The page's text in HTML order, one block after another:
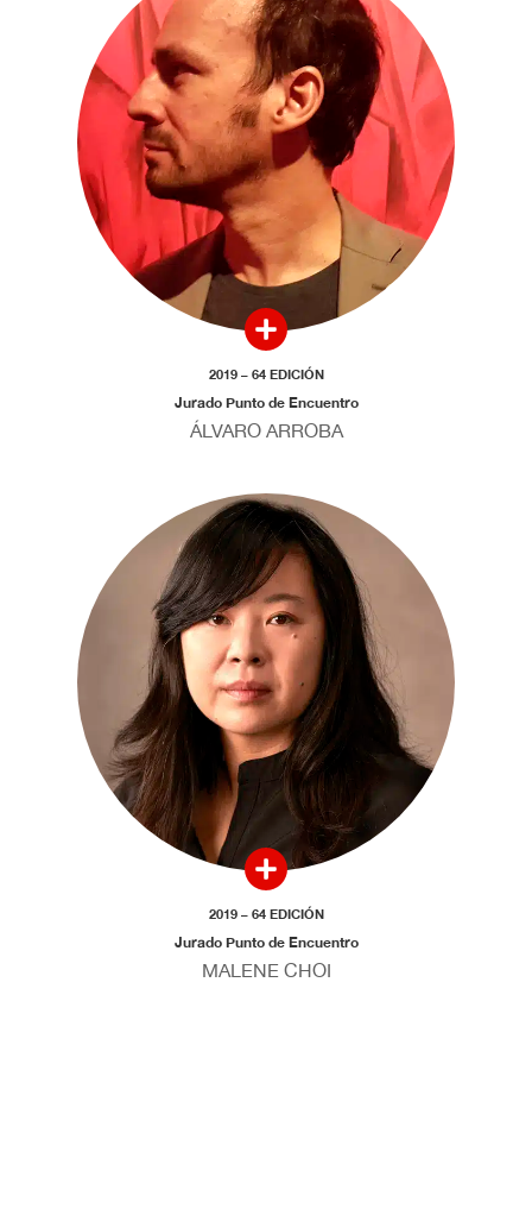
2019 – 64 EDICIÓN
Jurado Punto de Encuentro
ÁLVARO ARROBA
2019 – 64 EDICIÓN
Jurado Punto de Encuentro
MALENE CHOI